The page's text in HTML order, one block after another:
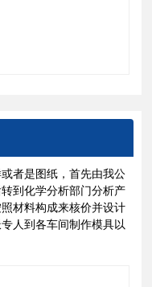
者是图纸，首先由我公
到化学分析部门分析产
材料构成来核价并设计
人到各车间制作模具以